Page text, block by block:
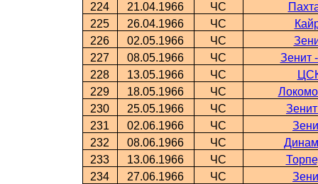
224
21.04.1966 ЧС
225
26.04.1966 ЧС
226
02.05.1966 ЧС
227
08.05.1966 ЧС
Зенит
228
13.05.1966 ЧС
229
18.05.1966 ЧС
230
25.05.1966 ЧС
231
02.06.1966 ЧС
232
08.06.1966 ЧС
233
13.06.1966 ЧС
234
27.06.1966 ЧС